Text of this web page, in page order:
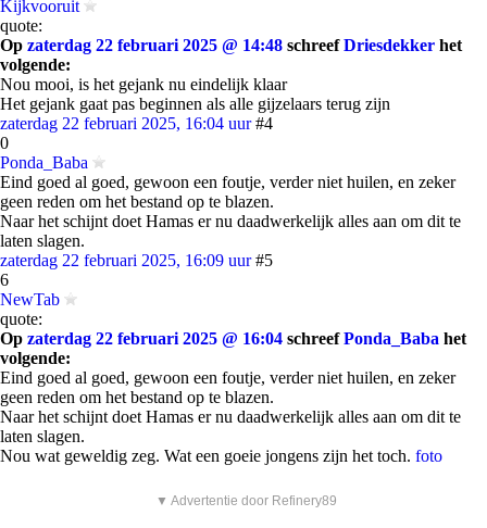
Kijkvooruit
quote:
Op zaterdag 22 februari 2025 @ 14:48 schreefDriesdekker het
volgende:
Nou mooi, is het gejank nu eindelijk klaar
Het gejank gaat pas beginnen als alle gijzelaars terug zijn
zaterdag 22 februari 2025, 16:04 uur #4
0
Ponda_Baba
Eind goed al goed, gewoon een foutje, verder niet huilen, en zeker
geen reden om het bestand op te blazen.
Naar het schijnt doet Hamas er nu daadwerkelijk alles aan om dit te
laten slagen.
zaterdag 22 februari 2025, 16:09 uur #5
6
NewTab
quote:
Op zaterdag 22 februari 2025 @ 16:04 schreefPonda_Baba het
volgende:
Eind goed al goed, gewoon een foutje, verder niet huilen, en zeker
geen reden om het bestand op te blazen.
Naar het schijnt doet Hamas er nu daadwerkelijk alles aan om dit te
laten slagen.
Nou wat geweldig zeg. Wat een goeie jongens zijn het toch. foto
▼ Advertentie door Refinery89